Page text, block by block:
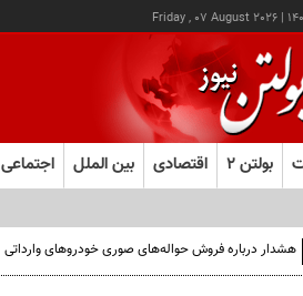
|
Friday , 07 August 2026
بولتن ۲ اقتصادی بین الملل اجتماعی
هشدار درباره فروش حواله‌های صوری خودروهای وارداتی